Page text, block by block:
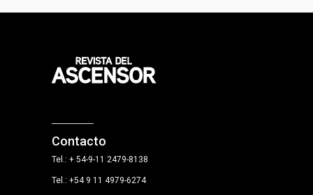
Contacto
Tel.: + 54-9-11 2479-8138
Tel.: +54 9 11 4979-6274